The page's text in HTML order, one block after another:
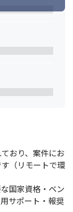
おり、案件にお
（リモートで環
国家資格・ベン
サポート・報奨